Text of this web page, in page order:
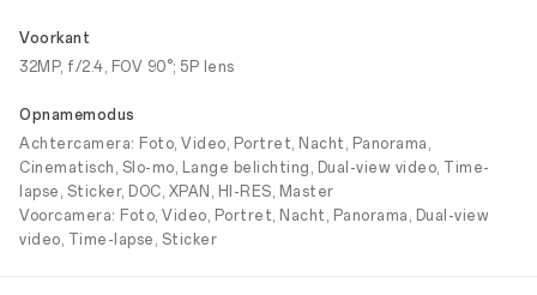
Voorkant
32MP, f/2.4, FOV 90°; 5P lens
Opnamemodus
Achtercamera: Foto, Video, Portret, Nacht, Panorama,
Cinematisch, Slo-mo, Lange belichting, Dual-view video, Time-
lapse, Sticker, DOC, XPAN, HI-RES, Master
Voorcamera: Foto, Video, Portret, Nacht, Panorama, Dual-view
video, Time-lapse, Sticker